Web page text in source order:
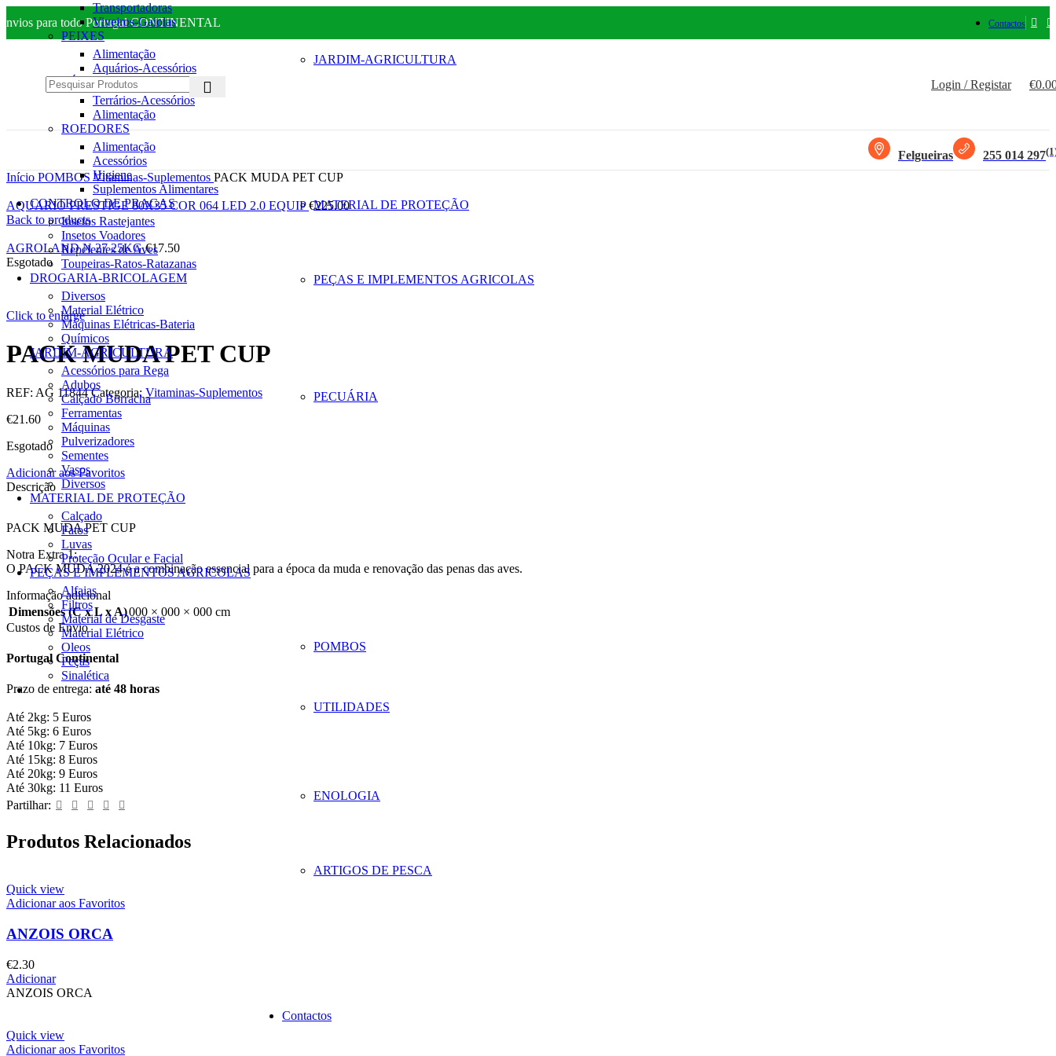
para todo Portugal CONTINENTAL Contactos
Login / Registar €
Transportadoras
Viveiros-Gaiolas
PEIXES
Alimentação
Aquários-Acessórios
RÉPTEIS
Terrários-Acessórios
Alimentação
ROEDORES
Alimentação
Acessórios
Higiene
Suplementos Alimentares
CONTROLO DE PRAGAS
Insetos Rastejantes
Insetos Voadores
Repelentes de Aves
Toupeiras-Ratos-Ratazanas
DROGARIA-BRICOLAGEM
Diversos
Material Elétrico
Máquinas Elétricas-Bateria
Químicos
JARDIM-AGRICULTURA
Acessórios para Rega
Adubos
Calçado Borracha
Ferramentas
Máquinas
Pulverizadores
Sementes
Vasos
Diversos
MATERIAL DE PROTEÇÃO
Calçado
Fatos
Luvas
Proteção Ocular e Facial
PEÇAS E IMPLEMENTOS AGRICOLAS
Alfaias
Filtros
Material de Desgaste
Material Elétrico
Oleos
Peças
Sinalética
JARDIM-AGRICULTURA
MATERIAL DE PROTEÇÃO
PEÇAS E IMPLEMENTOS AGRICOLAS
PECUÁRIA
POMBOS
UTILIDADES
ENOLOGIA
ARTIGOS DE PESCA
Contactos
Felgueiras 255 014 297
Início POMBOSVitaminas-Suplementos PACK MUDA PET CUP
AQUARIO PRESTIGE 80X35 COR 064 LED 2.0 EQUIP€225.00
Back to products
AGROLAND N 27 25KG€17.50
Esgotado
Click to enlarge
PACK MUDA PET CUP
REF: AG 11844Categoria: Vitaminas-Suplementos
€21.60
Esgotado
Adicionar aos Favoritos
Descrição
PACK MUDA PET CUP
Notra Extra 1:
O PACK MUDA 2024 é a combinação essencial para a época da muda e renovação das penas das aves.
Informação adicional
Dimensões (C x L x A)000 × 000 × 000 cm
Custos de Envio
Portugal Continental
Prazo de entrega: até 48 horas
Até 2kg: 5 Euros
Até 5kg: 6 Euros
Até 10kg: 7 Euros
Até 15kg: 8 Euros
Até 20kg: 9 Euros
Até 30kg: 11 Euros
Partilhar:
Produtos Relacionados
Quick view
Adicionar aos Favoritos
ANZOIS ORCA
€2.30
Adicionar
ANZOIS ORCA
Quick view
Adicionar aos Favoritos